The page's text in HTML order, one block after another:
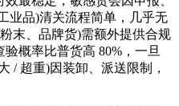
业品)清关流程简单，几乎无
末、品牌货)需额外提供合规
概率比普货高 80%，一旦
/ 超重)因装卸、派送限制，